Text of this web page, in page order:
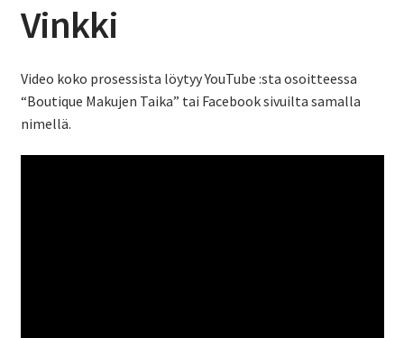
Vinkki
Video koko prosessista löytyy YouTube :sta osoitteessa
“Boutique Makujen Taika” tai Facebook sivuilta samalla
nimellä.